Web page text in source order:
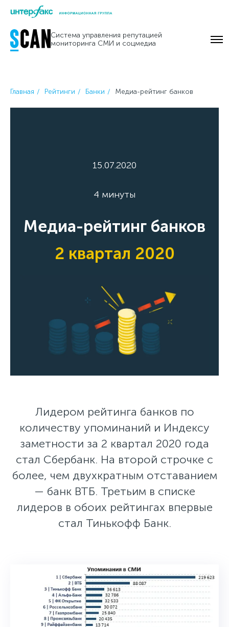
Skip
content
Система управления репутацией
мониторинга СМИ и соцмедиа
Главная Рейтинги Банки Медиа-рейтинг банков
15.07.2020
4 минуты
Медиа-рейтинг банков
2 квартал 2020
Лидером рейтинга банков по
количеству упоминаний и Индексу
заметности за 2 квартал 2020 года
стал Сбербанк. На второй строчке с
более, чем двухкратным отставанием
— банк ВТБ. Третьим в списке
лидеров в обоих рейтингах впервые
стал Тинькофф Банк.